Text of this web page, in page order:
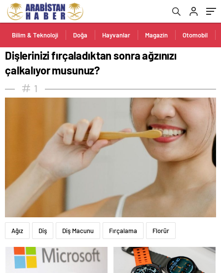
Bilim & Teknoloji Doğa Hayvanlar Magazin Otomobil
Dişlerinizi fırçaladıktan sonra ağzınızı
çalkalıyor musunuz?
1
Ağız Diş Diş Macunu Fırçalama Florür